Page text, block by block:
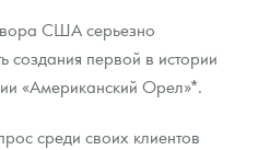
персональных данных
США серьезно
создания первой в истории
«Американский Орел»*.
среди своих клиентов